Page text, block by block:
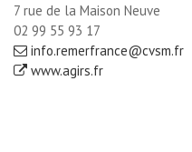
7 rue de la Maison Neuve
02 99 55 93 17
info.remerfrance@cvsm.fr
www.agirs.fr